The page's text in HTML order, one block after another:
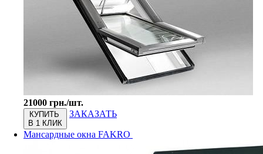
21000 грн./шт.
КУПИТЬ
В 1 КЛИК
ЗАКАЗАТЬ
Мансардные окна FAKRO